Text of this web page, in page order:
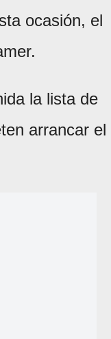
ocasión, el
la lista de
arrancar el